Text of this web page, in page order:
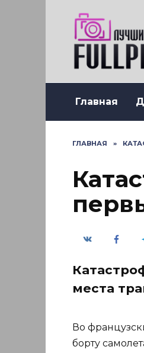
Главная
ГЛАВНАЯ »
места
Во
борту